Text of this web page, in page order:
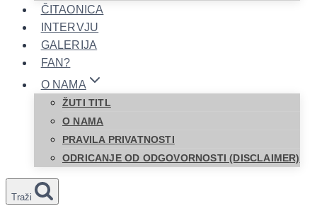
ČITAONICA
INTERVJU
GALERIJA
FAN?
O NAMA
ŽUTI TITL
O NAMA
PRAVILA PRIVATNOSTI
ODRICANJE OD ODGOVORNOSTI (DISCLAIMER)
Traži